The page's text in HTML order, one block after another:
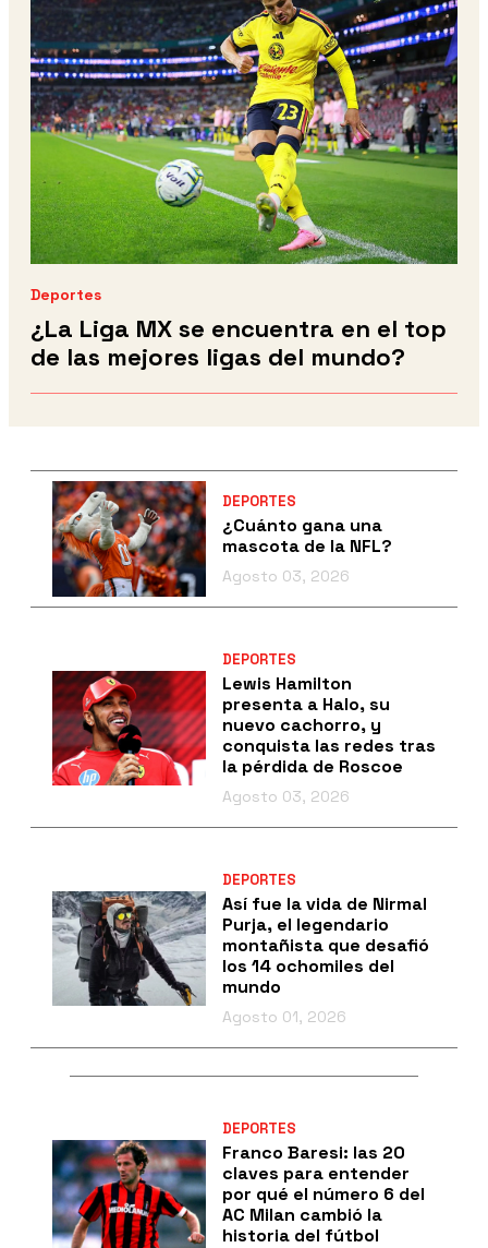
Deportes
¿La Liga MX se encuentra en el top
de las mejores ligas del mundo?
DEPORTES
¿Cuánto gana una
mascota de la NFL?
Agosto 03, 2026
DEPORTES
Lewis Hamilton
presenta a Halo, su
nuevo cachorro, y
conquista las redes tras
la pérdida de Roscoe
Agosto 03, 2026
DEPORTES
Así fue la vida de Nirmal
Purja, el legendario
montañista que desafió
los 14 ochomiles del
mundo
Agosto 01, 2026
DEPORTES
Franco Baresi: las 20
claves para entender
por qué el número 6 del
AC Milan cambió la
historia del fútbol